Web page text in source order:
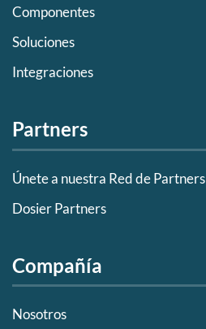
Componentes
Soluciones
Integraciones
Partners
Únete a nuestra Red de Partners
Dosier Partners
Compañía
Nosotros